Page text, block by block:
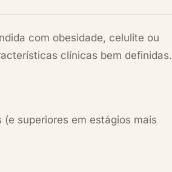
com obesidade, celulite ou
clínicas bem definidas.
superiores em estágios mais